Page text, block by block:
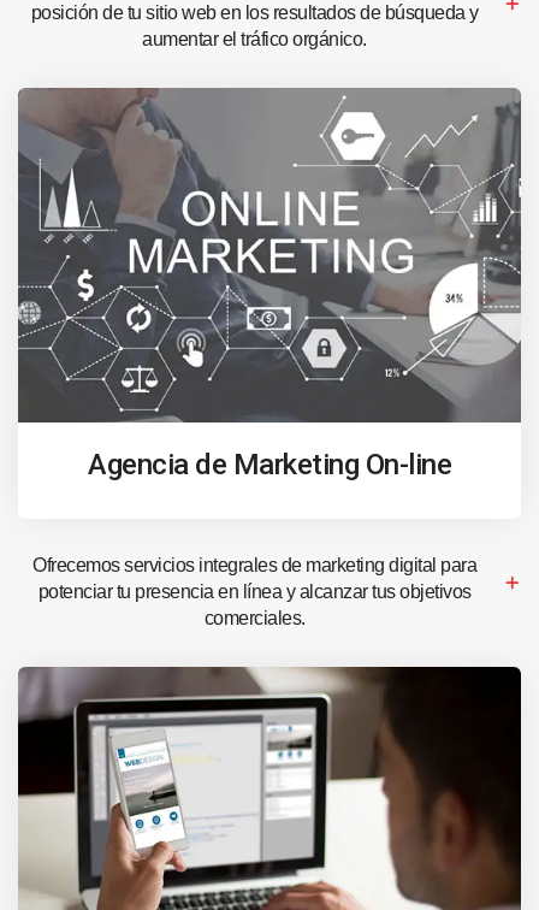
posición de tu sitio web en los resultados de búsqueda y
aumentar el tráfico orgánico.
Agencia de Marketing On-line
Ofrecemos servicios integrales de marketing digital para
potenciar tu presencia en línea y alcanzar tus objetivos
comerciales.